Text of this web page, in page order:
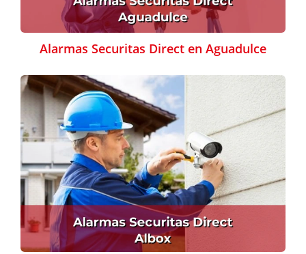
Alarmas Securitas Direct en Aguadulce